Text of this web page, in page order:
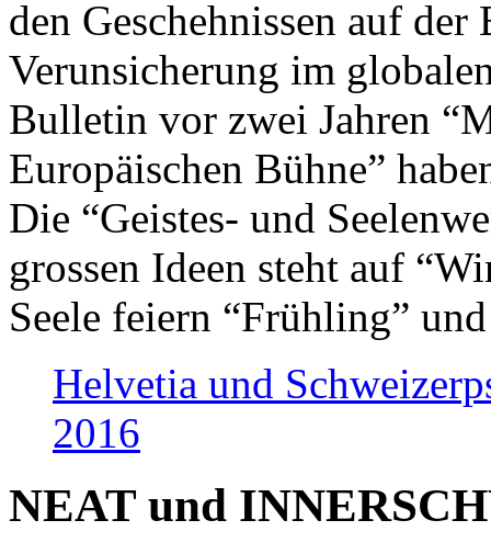
den Geschehnissen auf
Verunsicherung im
Bulletin vor zwei Jahren
Europäischen Bühne”
Die “Geistes- und
grossen Ideen steht auf
Seele feiern “Frühling”
Helvetia und
2016
NEAT und